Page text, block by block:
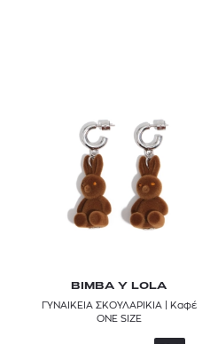
BIMBA Y LOLA
ΓΥΝΑΙΚΕΙΑ ΣΚΟΥΛΑΡΙΚΙΑ | Καφέ
ONE SIZE